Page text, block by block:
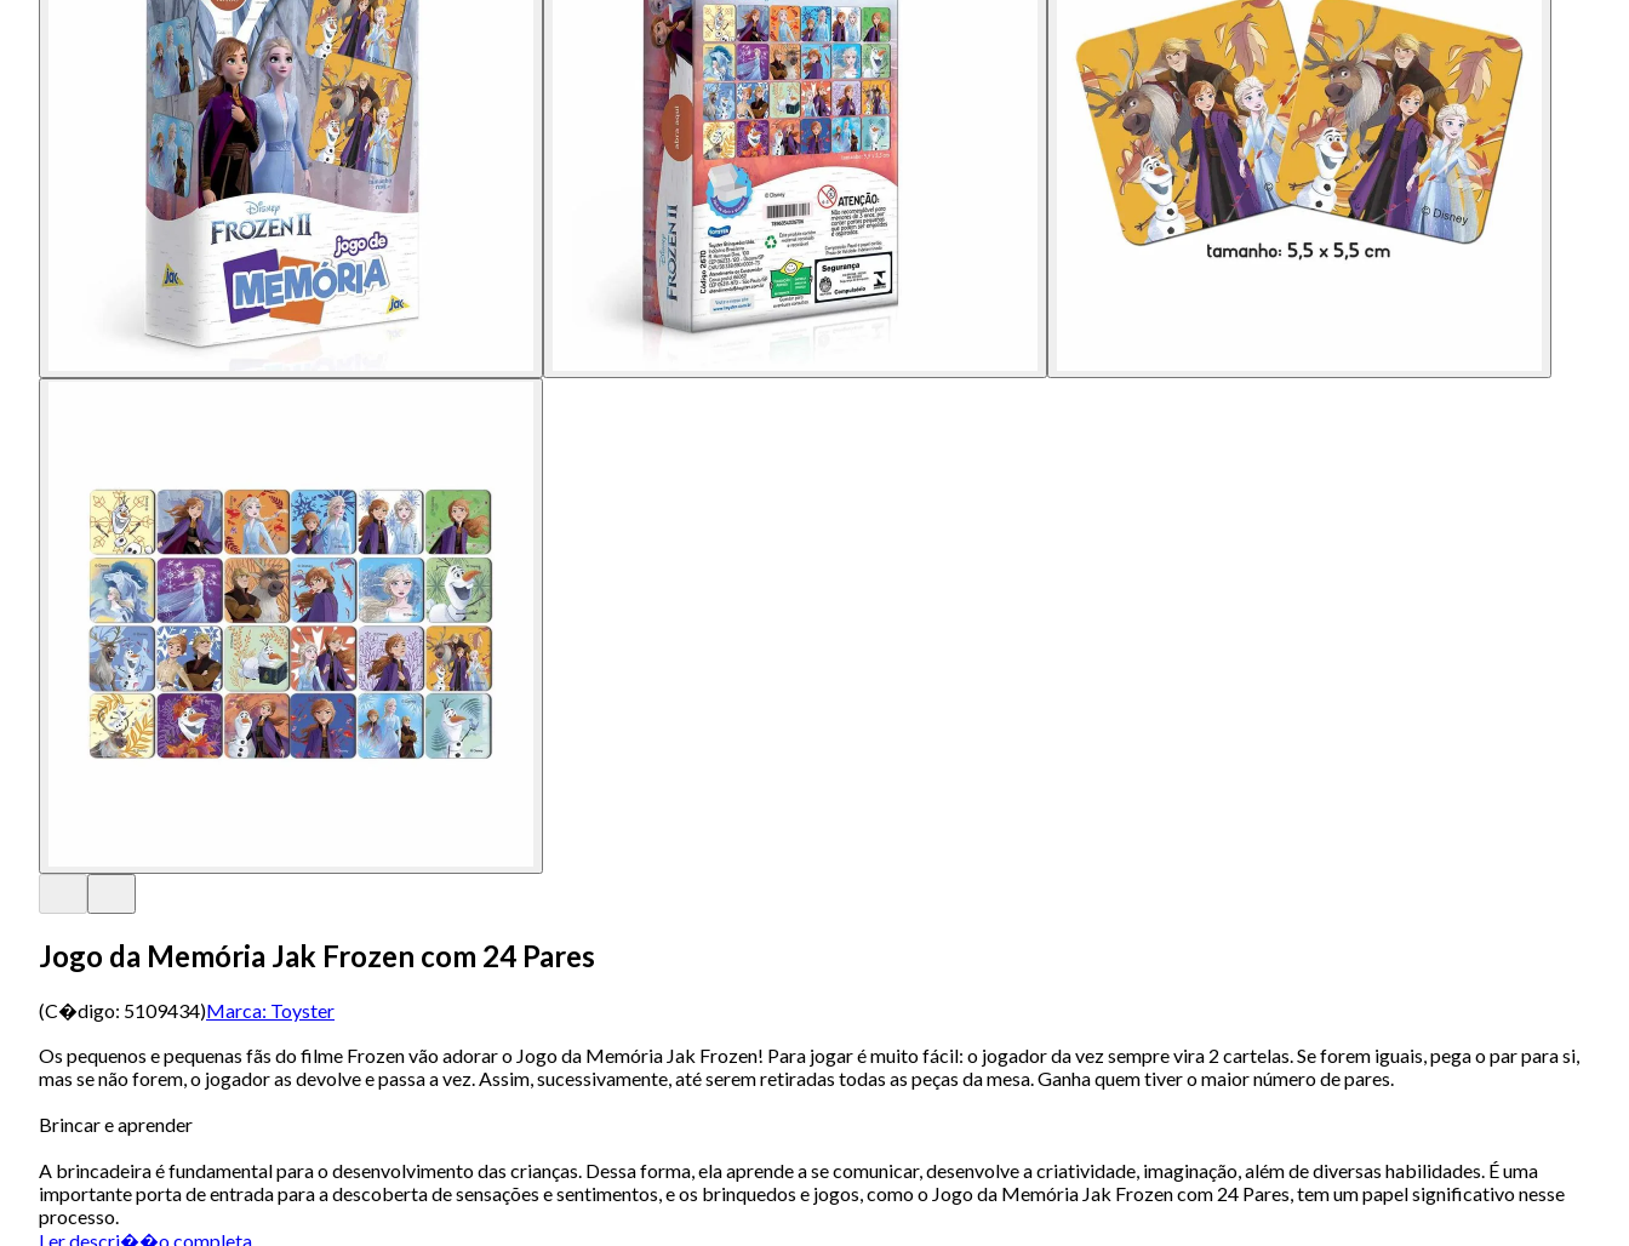
Jogo da Memória Jak Frozen com 24 Pares
(C�digo: 5109434)Marca: Toyster
Os pequenos e pequenas fãs do filme Frozen vão adorar o Jogo da Memória Jak Frozen! Para jogar é muito fácil: o jogador da vez sempre vira 2 cartelas. Se forem iguais, pega o par para si,
mas se não forem, o jogador as devolve e passa a vez. Assim, sucessivamente, até serem retiradas todas as peças da mesa. Ganha quem tiver o maior número de pares.
Brincar e aprender
A brincadeira é fundamental para o desenvolvimento das crianças. Dessa forma, ela aprende a se comunicar, desenvolve a criatividade, imaginação, além de diversas habilidades. É uma
importante porta de entrada para a descoberta de sensações e sentimentos, e os brinquedos e jogos, como o Jogo da Memória Jak Frozen com 24 Pares, tem um papel significativo nesse
processo.
Ler descri��o completa